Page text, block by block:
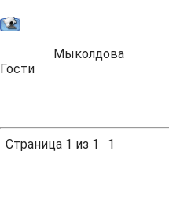
Мыколдова
Гости
Страница 1 из 1 1